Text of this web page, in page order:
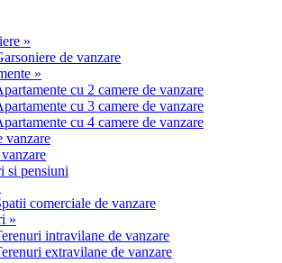
»
de vanzare
»
cu 2 camere de vanzare
cu 3 camere de vanzare
cu 4 camere de vanzare
vanzare
si pensiuni
comerciale de vanzare
»
intravilane de vanzare
extravilane de vanzare